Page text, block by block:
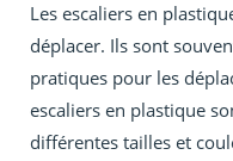
Les escaliers en
déplacer. Ils sont
pratiques pour les
escaliers en plastique
différentes tailles et